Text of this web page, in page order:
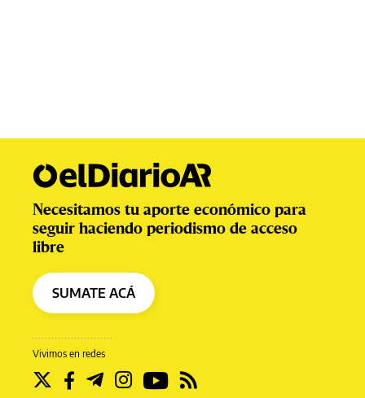
Vivimos en redes
Necesitamos tu aporte económico para
seguir haciendo periodismo de acceso
libre
SUMATE ACÁ